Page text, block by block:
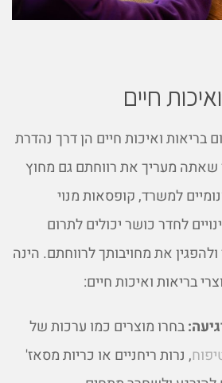
חיים
בריאות ואיכות חיים הן דרך נהדרת
שאתה מעריך את רווחתם גם מחוץ
למשרד, קופסאות מנוי
לחדר כושר יכולים לתרום
את מחויבותך לרווחתם. הינה
בריאות ואיכות חיים:
בחרו מוצרים כמו ערכות של
, נרות ריחניים או כריות מסאז'